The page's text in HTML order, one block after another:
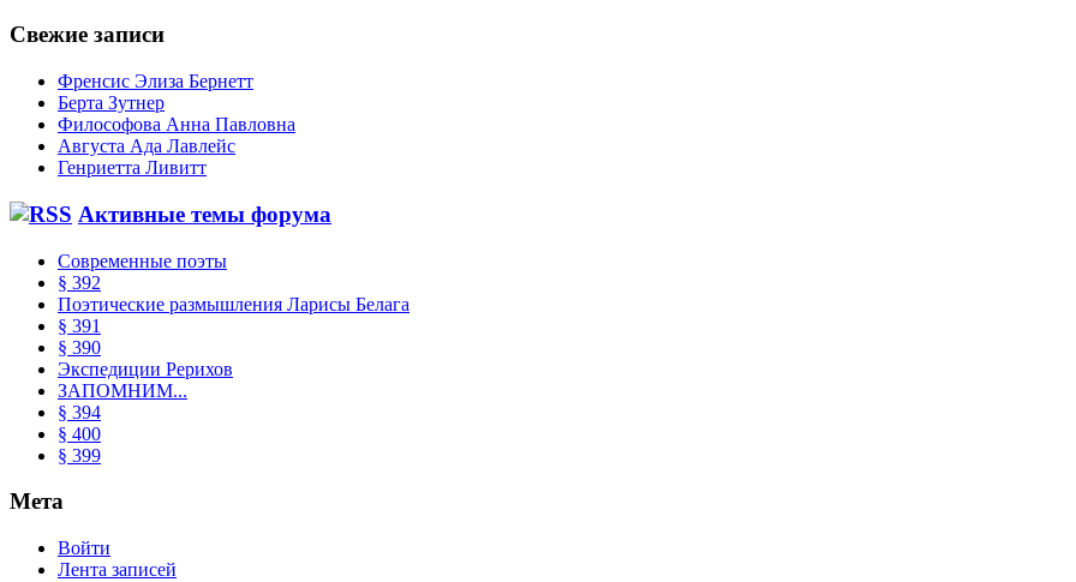
Свежие записи
Френсис Элиза Бернетт
Берта Зутнер
Философова Анна Павловна
Августа Ада Лавлейс
Генриетта Ливитт
Активные темы форума
Современные поэты
§ 392
Поэтические размышления Ларисы Белага
§ 391
§ 390
Экспедиции Рерихов
ЗАПОМНИМ...
§ 394
§ 400
§ 399
Мета
Войти
Лента записей